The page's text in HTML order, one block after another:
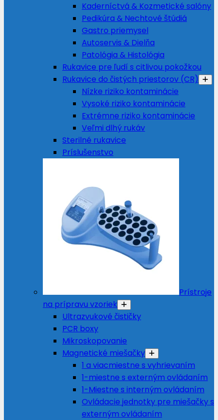
Kaderníctvá & Kozmetické salóny
Pedikúra & Nechtové štúdiá
Gastro priemysel
Autoservis & Dielňa
Patológia & Histológia
Rukavice pre ľudí s citlivou pokožkou
Rukavice do čistých priestorov (CR)
Nízke riziko kontaminácie
Vysoké riziko kontaminácie
Extrémne riziko kontaminácie
Veľmi dlhý rukáv
Sterilné rukavice
Príslušenstvo
Prístroje
na prípravu vzoriek
Ultrazvukové čističky
PCR boxy
Mikroskopovanie
Magnetické miešačky
1 a viacmiestne s vyhrievaním
1-miestne s externým ovládaním
1-Miestne s interným ovládaním
Ovládacie jednotky pre miešačky s
externým ovládaním